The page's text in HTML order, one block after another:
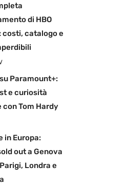
di HBO
costi, catalogo e
Paramount+:
e curiosità
con Tom Hardy
in Europa:
out a Genova
Londra e